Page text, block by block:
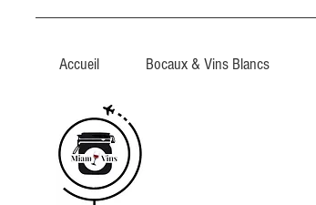
Accueil Bocaux & Vins Blancs